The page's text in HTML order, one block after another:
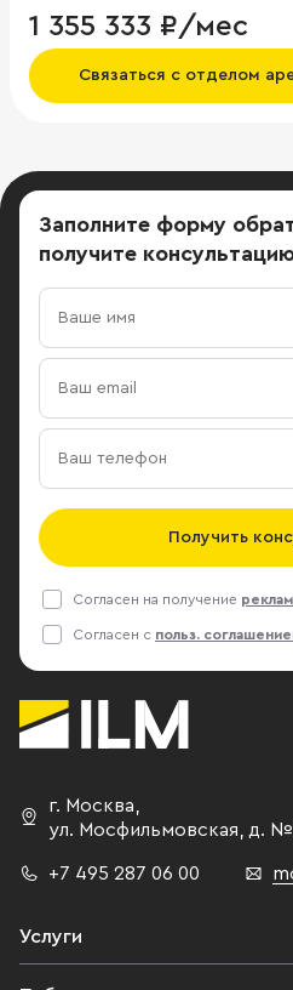
1 355 333 ₽/мес
Связаться с отделом
Заполните форму
получите
Получить
Согласен на получение
Согласен с польз.
г. Москва,
ул. Мосфильмовская, д.
+7 495 287 06 00
Услуги